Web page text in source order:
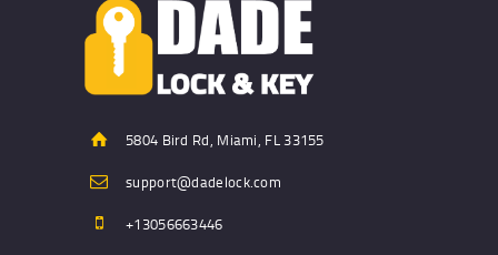
5804 Bird Rd, Miami, FL 33155
support@dadelock.com
+13056663446